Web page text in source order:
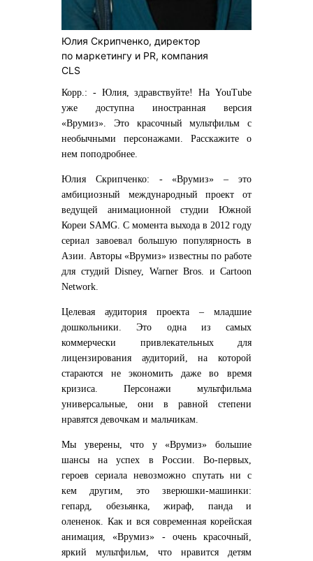
Юлия Скрипченко, директор
по маркетингу и PR, компания
CLS
Корр.: - Юлия, здравствуйте! На YouTube
уже доступна иностранная версия
«Врумиз». Это красочный мультфильм с
необычными персонажами. Расскажите о
нем поподробнее.
Юлия Скрипченко: - «Врумиз» – это
амбициозный международный проект от
ведущей анимационной студии Южной
Кореи SAMG. С момента выхода в 2012 году
сериал завоевал большую популярность в
Азии. Авторы «Врумиз» известны по работе
для студий Disney, Warner Bros. и Cartoon
Network.
Целевая аудитория проекта – младшие
дошкольники. Это одна из самых
коммерчески привлекательных для
лицензирования аудиторий, на которой
стараются не экономить даже во время
кризиса. Персонажи мультфильма
универсальные, они в равной степени
нравятся девочкам и мальчикам.
Мы уверены, что у «Врумиз» большие
шансы на успех в России. Во-первых,
героев сериала невозможно спутать ни с
кем другим, это зверюшки-машинки:
гепард, обезьянка, жираф, панда и
олененок. Как и вся современная корейская
анимация, «Врумиз» - очень красочный,
яркий мультфильм, что нравится детям